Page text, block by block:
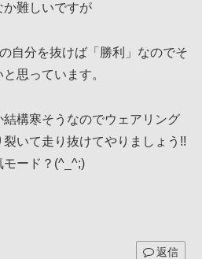
か難しいですが
自分を抜けば「勝利」なのでそ
思っています。
構寒そうなのでウェアリング
いて走り抜けてやりましょう!!
モード？(^_^;)
返信